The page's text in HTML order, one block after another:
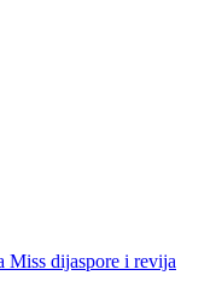
Miss dijaspore i revija